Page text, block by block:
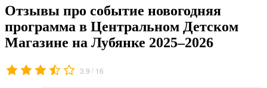
Отзывы про событие новогодняя
программа в Центральном Детском
Магазине на Лубянке 2025–2026
3.9 / 16